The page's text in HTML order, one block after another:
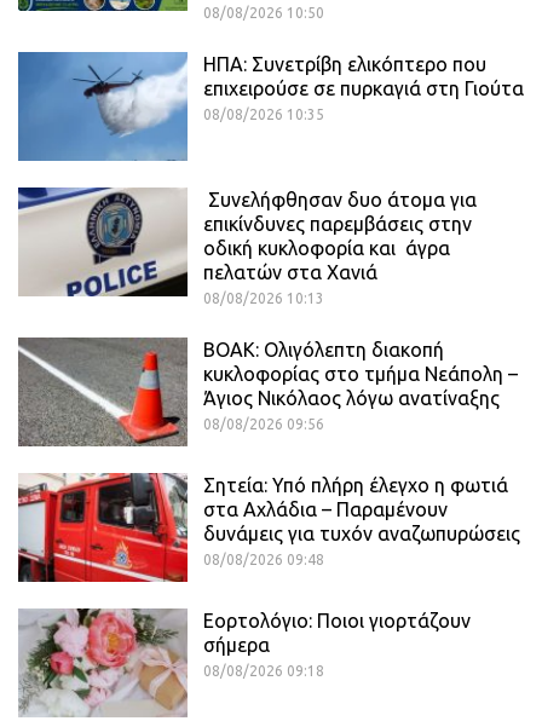
08/08/2026 10:50
ΗΠΑ: Συνετρίβη ελικόπτερο που
επιχειρούσε σε πυρκαγιά στη Γιούτα
08/08/2026 10:35
Συνελήφθησαν δυο άτομα για
επικίνδυνες παρεμβάσεις στην
οδική κυκλοφορία και άγρα
πελατών στα Χανιά
08/08/2026 10:13
ΒΟΑΚ: Ολιγόλεπτη διακοπή
κυκλοφορίας στο τμήμα Νεάπολη –
Άγιος Νικόλαος λόγω ανατίναξης
08/08/2026 09:56
Σητεία: Υπό πλήρη έλεγχο η φωτιά
στα Αχλάδια – Παραμένουν
δυνάμεις για τυχόν αναζωπυρώσεις
08/08/2026 09:48
Εορτολόγιο: Ποιοι γιορτάζουν
σήμερα
08/08/2026 09:18